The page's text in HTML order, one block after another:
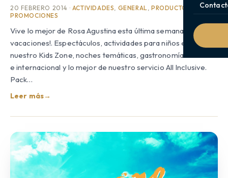
20 FEBRERO 2014 · ACTIVIDADES GENERAL ,PRODUCTOS Y
PROMOCIONES
Vive lo mejor de Rosa Agustina esta última semana de
vacaciones!. Espectáculos, actividades para niños en
nuestro Kids Zone, noches temáticas, gastronomía nacional
e internacional y lo mejor de nuestro servicio All Inclusive.
Pack…
Leer más→